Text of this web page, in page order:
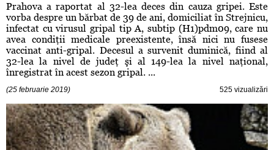
Prahova a raportat al 32-lea deces din cauza gripei. Este
vorba despre un bărbat de 39 de ani, domiciliat în Strejnicu,
infectat cu virusul gripal tip A, subtip (H1)pdm09, care nu
avea condiţii medicale preexistente, însă nici nu fusese
vaccinat anti-gripal. Decesul a survenit duminică, fiind al
32-lea la nivel de judeţ şi al 149-lea la nivel naţional,
înregistrat în acest sezon gripal. ...
(25 februarie 2019) 525 vizualizări